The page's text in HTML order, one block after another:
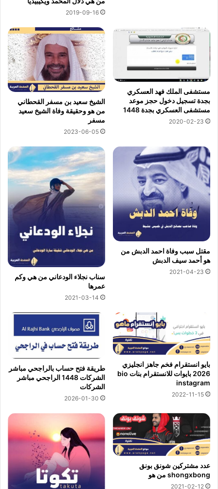
2019-09-16
مستشفى الملك فهد العسكري
بجدة تسجيل دخول حجز موعد
مستشفى العسكري بجدة 1448
2020-02-23
الشيخ سعيد بن مسفر القحطاني
من هو وحقيقة وفاة الشيخ سعيد
مسفر
2023-06-05
مقتل سبب وفاة احمد الدبش من
هو أحمد سيف الدبش
2021-04-23
سناب نجلاء الودعاني من هي وكم
عمرها
2021-03-14
بايو انستقرام فخم جاهز انجليزي
2026 بايوات للانستقرام بنات bio
instagram
2022-11-15
طريقة فتح حساب بالراجحي مباشر
الشركات 1448 الراجحي مباشر
الشركات
2026-01-30
عدد مشتركين شونق بونق
shongxbong من هو
2021-02-12